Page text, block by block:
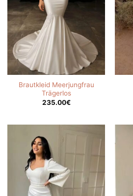
Brautkleid Meerjungfrau
Trägerlos
235.00€